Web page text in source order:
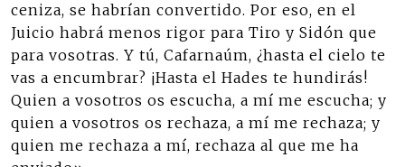
ceniza, se habrían convertido. Por eso, en el
Juicio habrá menos rigor para Tiro y Sidón que
para vosotras. Y tú, Cafarnaúm, ¿hasta el cielo te
vas a encumbrar? ¡Hasta el Hades te hundirás!
Quien a vosotros os escucha, a mí me escucha; y
quien a vosotros os rechaza, a mí me rechaza; y
quien me rechaza a mí, rechaza al que me ha